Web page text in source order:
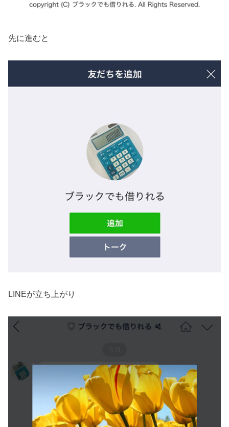
先に進むと
LINEが立ち上がり